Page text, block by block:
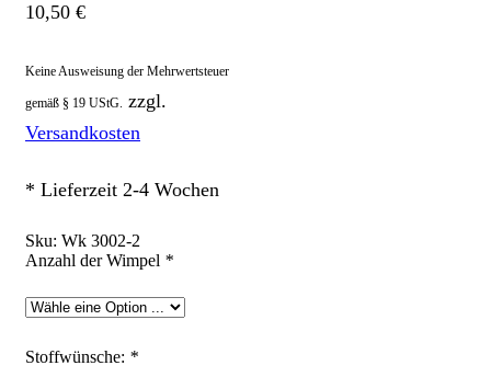
10,50 €
Keine Ausweisung der Mehrwertsteuer
gemäß § 19 UStG. zzgl.
Versandkosten
* Lieferzeit 2-4 Wochen
Sku: Wk 3002-2
Anzahl der Wimpel *
Stoffwünsche: *